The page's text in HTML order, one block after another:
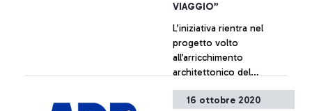
VIAGGIO”
L’iniziativa rientra nel
progetto volto
all’arricchimento
architettonico del
coinvolto artisti provenienti
+ Approfondisci
16 ottobre 2020